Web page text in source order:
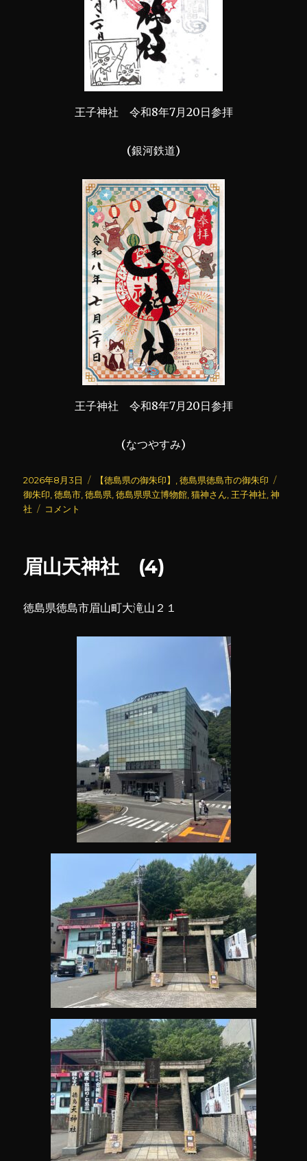
王子神社 令和8年7月20日参拝
(銀河鉄道)
王子神社 令和8年7月20日参拝
(なつやすみ)
投
稿
日:
2026年8月3日
カ
テ
【徳島県の御朱印】 ,徳島県徳島市の御朱印
御朱印 ,徳島市 ,徳島県 ,徳島県県立博物館 ,猫神さん 王子神社 ,神
社
王
コメント
眉山天神社 (4)
徳島県徳島市眉山町大滝山２１